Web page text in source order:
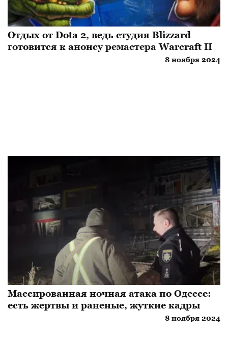
Отдых от Dota 2, ведь студия Blizzard
готовится к анонсу ремастера Warcraft II
8 ноября 2024
Массированная ночная атака по Одессе:
есть жертвы и раненые, жуткие кадры
8 ноября 2024